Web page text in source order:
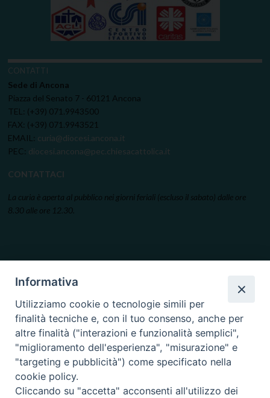
CONTATTI
Sede di Ancona
Piazza del Senato 7 - 60121 Ancona
TEL: (+39) 071.9943500
FAX: (+39) 071.9943521
EMAIL: curia@diocesi.ancona.it
PEC: diocesi.ancona@pec.chiesacattolica.it
CONTATTACI
La curia è aperta al pubblico nei giorni feriali (escluso il sabato) dalle ore
8.30 alle ore 12.30.
Informativa
Utilizziamo cookie o tecnologie simili per
finalità tecniche e, con il tuo consenso, anche per
altre finalità ("interazioni e funzionalità semplici",
"miglioramento dell'esperienza", "misurazione" e
"targeting e pubblicità") come specificato nella
cookie policy.
Cliccando su "accetta" acconsenti all'utilizzo dei